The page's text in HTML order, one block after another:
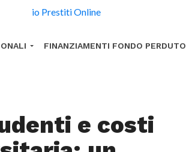
FINANZIAMENTI FONDO PERDUTO
e costi